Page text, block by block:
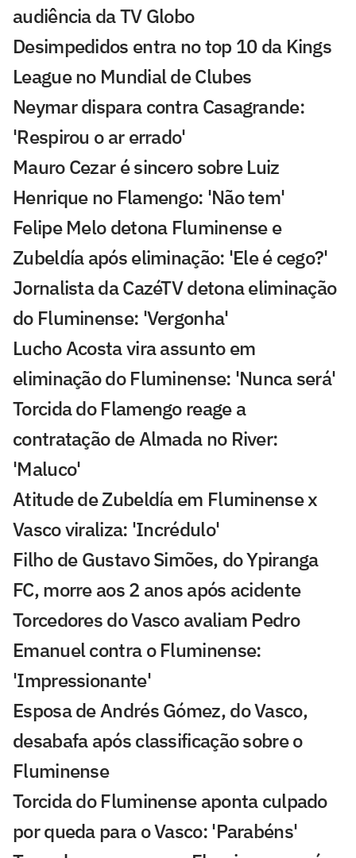
audiência da TV Globo
Desimpedidos entra no top 10 da Kings
League no Mundial de Clubes
Neymar dispara contra Casagrande:
'Respirou o ar errado'
Mauro Cezar é sincero sobre Luiz
Henrique no Flamengo: 'Não tem'
Felipe Melo detona Fluminense e
Zubeldía após eliminação: 'Ele é cego?'
Jornalista da CazéTV detona eliminação
do Fluminense: 'Vergonha'
Lucho Acosta vira assunto em
eliminação do Fluminense: 'Nunca será'
Torcida do Flamengo reage a
contratação de Almada no River:
'Maluco'
Atitude de Zubeldía em Fluminense x
Vasco viraliza: 'Incrédulo'
Filho de Gustavo Simões, do Ypiranga
FC, morre aos 2 anos após acidente
Torcedores do Vasco avaliam Pedro
Emanuel contra o Fluminense:
'Impressionante'
Esposa de Andrés Gómez, do Vasco,
desabafa após classificação sobre o
Fluminense
Torcida do Fluminense aponta culpado
por queda para o Vasco: 'Parabéns'